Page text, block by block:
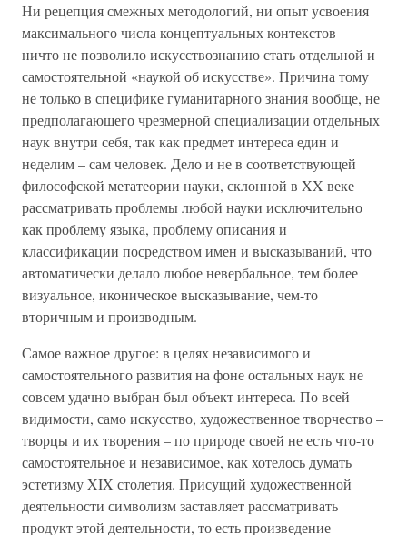
Ни рецепция смежных методологий, ни опыт усвоения
максимального числа концептуальных контекстов –
ничто не позволило искусствознанию стать отдельной и
самостоятельной «наукой об искусстве». Причина тому
не только в специфике гуманитарного знания вообще, не
предполагающего чрезмерной специализации отдельных
наук внутри себя, так как предмет интереса един и
неделим – сам человек. Дело и не в соответствующей
философской метатеории науки, склонной в XX веке
рассматривать проблемы любой науки исключительно
как проблему языка, проблему описания и
классификации посредством имен и высказываний, что
автоматически делало любое невербальное, тем более
визуальное, иконическое высказывание, чем-то
вторичным и производным.
Самое важное другое: в целях независимого и
самостоятельного развития на фоне остальных наук не
совсем удачно выбран был объект интереса. По всей
видимости, само искусство, художественное творчество –
творцы и их творения – по природе своей не есть что-то
самостоятельное и независимое, как хотелось думать
эстетизму XIX столетия. Присущий художественной
деятельности символизм заставляет рассматривать
продукт этой деятельности, то есть произведение